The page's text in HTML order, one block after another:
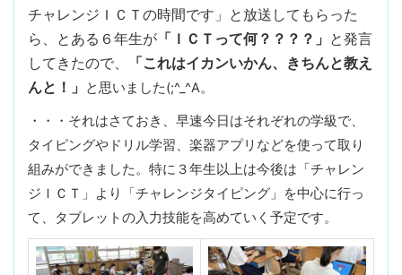
チャレンジＩＣＴの時間です」と放送してもらった
ら、とある６年生が 「ＩＣＴって何？？？？」 と発言
してきたので、
「これはイカンいかん、きちんと教え
んと！」
と思いました(;^_^A。
・・・それはさておき、早速今日はそれぞれの学級で、
タイピングやドリル学習、楽器アプリなどを使って取り
組みができました。特に３年生以上は今後は「チャレン
ジＩＣＴ」より「チャレンジタイピング」を中心に行っ
て、タブレットの入力技能を高めていく予定です。